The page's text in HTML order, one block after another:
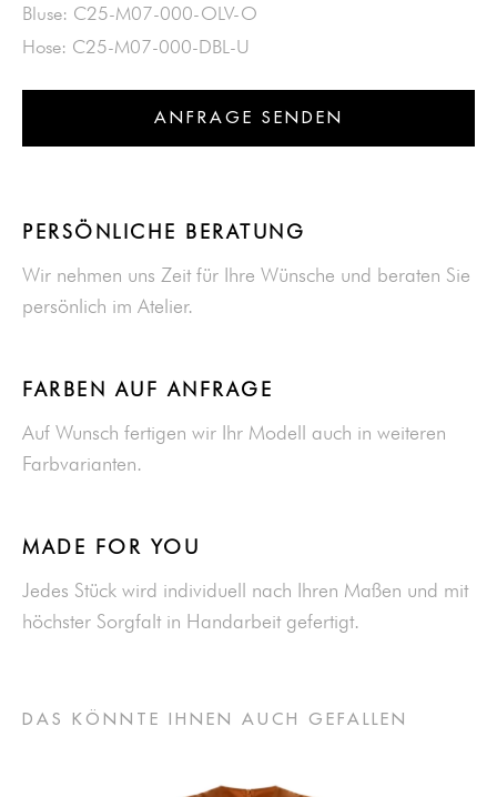
Bluse: C25-M07-000-OLV-O
Hose: C25-M07-000-DBL-U
ANFRAGE SENDEN
PERSÖNLICHE BERATUNG
Wir nehmen uns Zeit für Ihre Wünsche und beraten Sie
persönlich im Atelier.
FARBEN AUF ANFRAGE
Auf Wunsch fertigen wir Ihr Modell auch in weiteren
Farbvarianten.
MADE FOR YOU
Jedes Stück wird individuell nach Ihren Maßen und mit
höchster Sorgfalt in Handarbeit gefertigt.
DAS KÖNNTE IHNEN AUCH GEFALLEN